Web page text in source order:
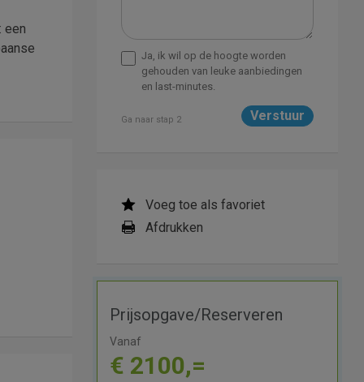
een
Ja, ik wil op de hoogte worden
gehouden van leuke aanbiedingen
en last-minutes.
Ga naar stap 2
Voeg toe als favoriet
Afdrukken
Prijsopgave/Reserveren
Vanaf
€ 2100,=